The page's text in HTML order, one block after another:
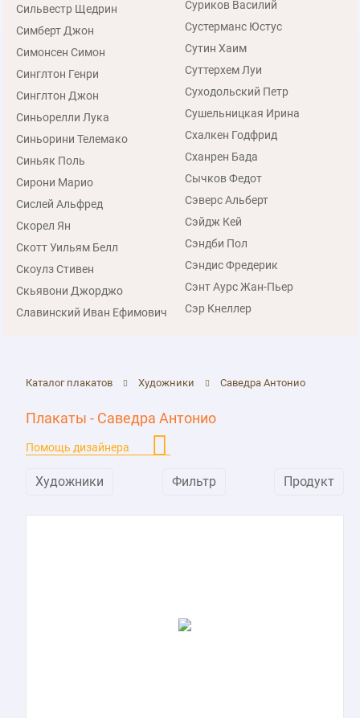
Сильвестр Щедрин
Симберт Джон
Симонсен Симон
Синглтон Генри
Синглтон Джон
Синьорелли Лука
Синьорини Телемако
Синьяк Поль
Сирони Марио
Сислей Альфред
Скорел Ян
Скотт Уильям Белл
Скоулз Стивен
Скьявони Джорджо
Славинский Иван Ефимович
Суриков Василий
Сустерманс Юстус
Сутин Хаим
Суттерхем Луи
Суходольский Петр
Сушельницкая Ирина
Схалкен Годфрид
Сханрен Бада
Сычков Федот
Сэверс Альберт
Сэйдж Кей
Сэндби Пол
Сэндис Фредерик
Сэнт Аурс Жан-Пьер
Сэр Кнеллер
Каталог плакатов Художники Саведра Антонио
Плакаты - Саведра Антонио
Помощь дизайнера
Художники Фильтр Продукт